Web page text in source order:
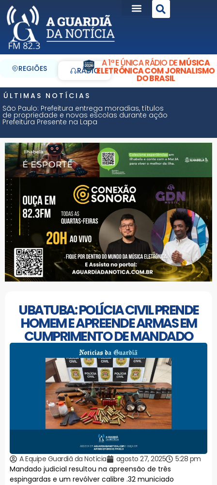
REGIÕES RÁDIO
A 1ª E ÚNICA RÁDIO DEMÚSICA
ELETRÔNICA COM JORNALISMO
DO BRASIL
ÚLTIMAS NOTÍCIAS
São Paulo: Prefeitura entrega moradias, títulos
de propriedade e novas escolas durante ação
Prefeitura Presente na Lapa
UBATUBA: POLÍCIA CIVIL PRENDE
HOMEM E APREENDE ARMAS EM
CUMPRIMENTO DE MANDADO
A Equipe Guardiã da Notícia agosto 27, 2025
5:28 pm
Mandado judicial resultou na apreensão de três
espingardas e um revólver calibre .32 municiado